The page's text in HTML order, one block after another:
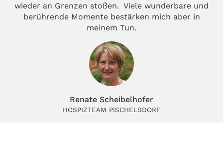
Renate Scheibelhofer
HOSPIZTEAM PISCHELSDORF
wieder an Grenzen stoßen. Viele wunderbare und
berührende Momente bestärken mich aber in
meinem Tun.